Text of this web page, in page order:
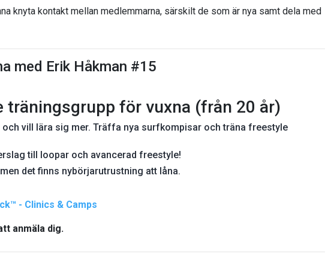
knyta kontakt mellan medlemmarna, särskilt de som är nya samt dela med
med Erik Håkman #15
träningsgrupp för vuxna (från 20 år)
vill lära sig mer. Träffa nya surfkompisar och träna freestyle
till loopar och avancerad freestyle!
det finns nybörjarutrustning att låna.
- Clinics & Camps
anmäla dig.